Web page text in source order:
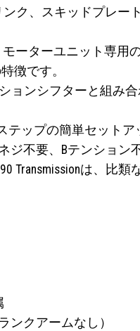
ク、スキッドプレー
ターユニット専用の
徴です。
ションシフターと組
テップの簡単セット
ジ不要、Bテンション
は、比類
ンクアームなし）